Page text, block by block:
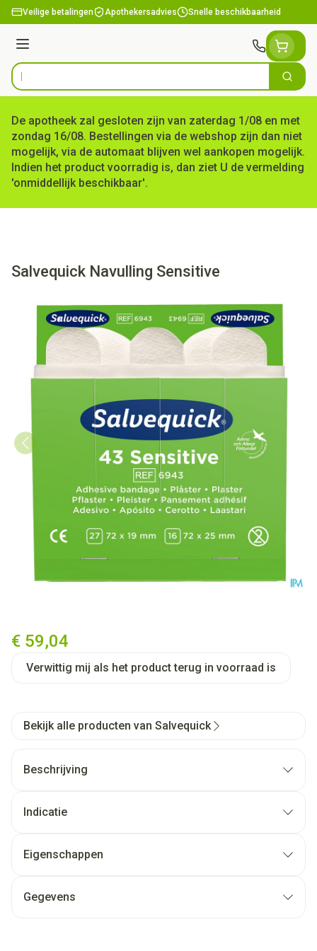
Ga naar de inhoud
Veilige betalingen Apothekersadvies Snelle beschikbaarheid
Menu
Product, merk, categorie... Zoek
De apotheek zal gesloten zijn van zaterdag 1/08 en met
zondag 16/08. Bestellingen via de webshop zijn dan niet
mogelijk, via de automaat blijven wel aankopen mogelijk.
Indien het product voorradig is, dan ziet U de vermelding
'onmiddellijk beschikbaar'.
Salvequick Navulling Sensitive
€ 59,04
Verwittig mij als het product terug in voorraad is
Bekijk alle producten van Salvequick
Beschrijving
Indicatie
Eigenschappen
Gegevens